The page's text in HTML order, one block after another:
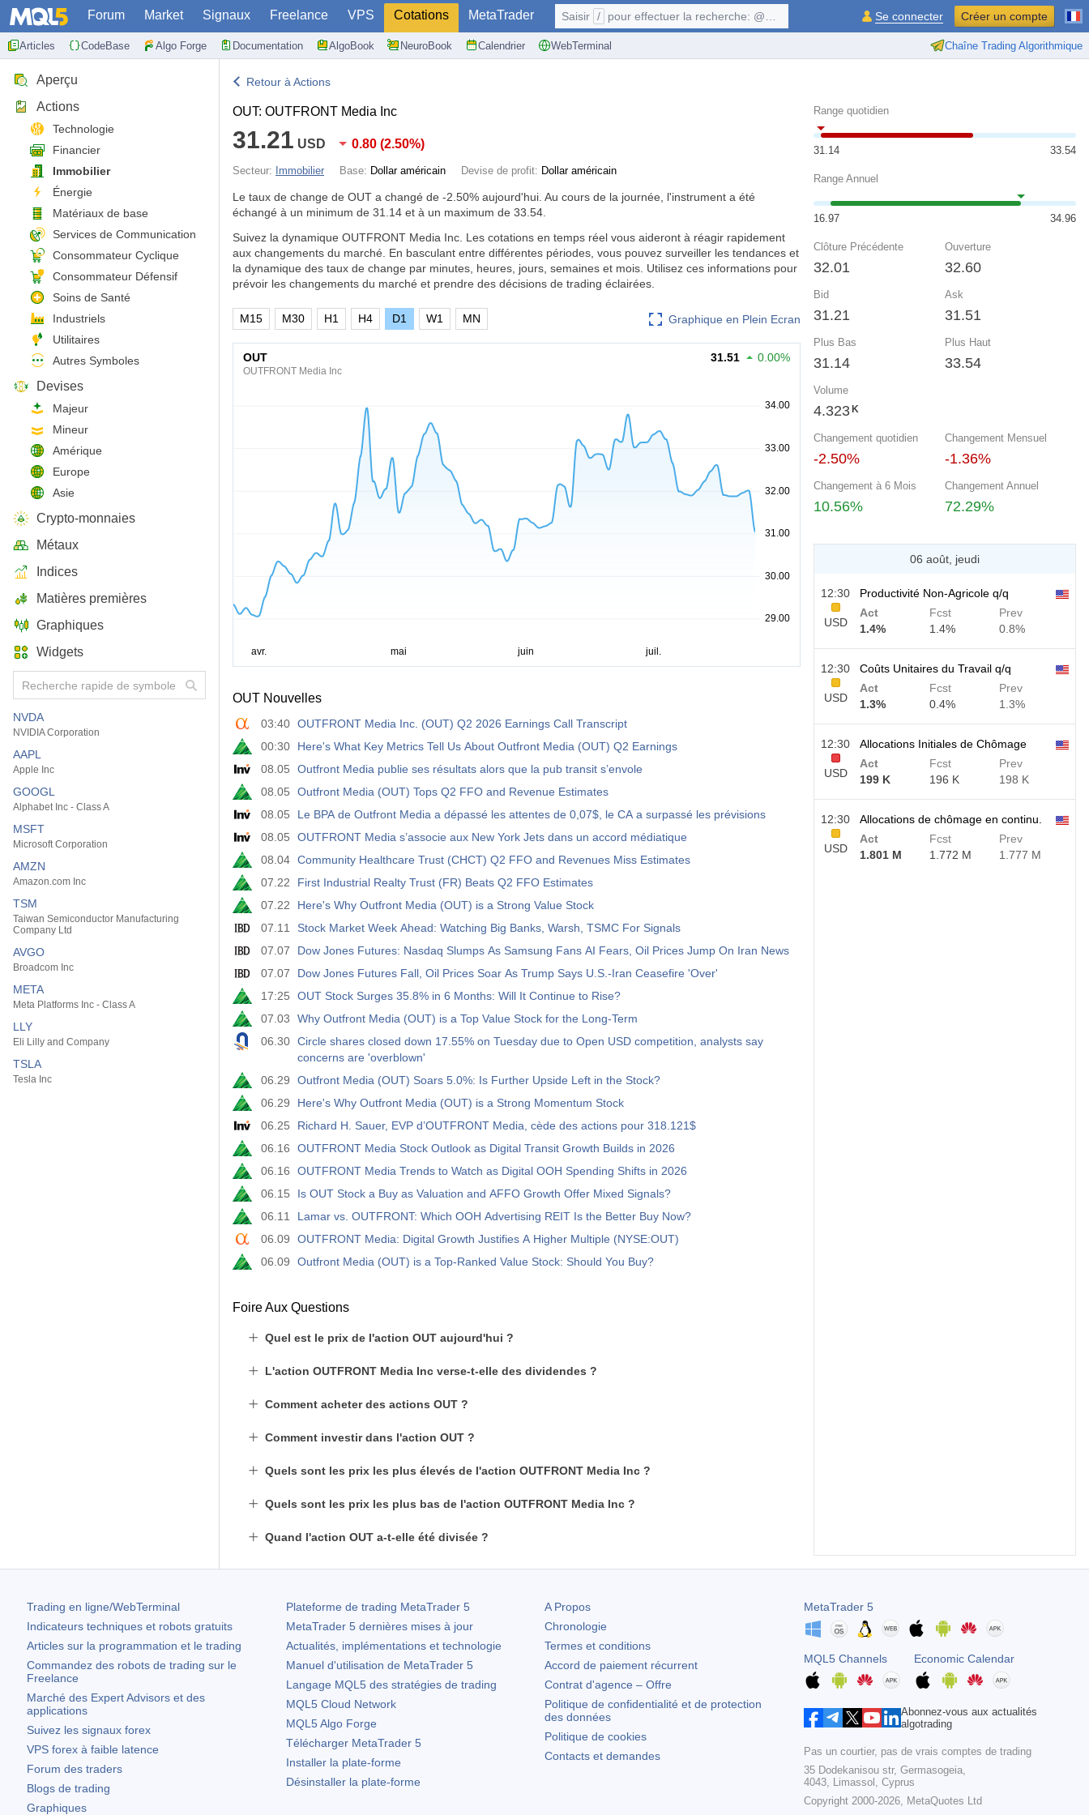
Forum Market Signaux Freelance VPS Cotations MetaTrader
Articles CodeBase Algo Forge Documentation AlgoBook NeuroBook Calendrier WebTerminal Chaîne Trading Algorithmique
Saisir / pour effectuer la recherche: @user, $symbol, ... Se connecter Créer un compte
Aperçu
Actions
Technologie
Financier
Immobilier
Énergie
Matériaux de base
Services de Communication
Consommateur Cyclique
Consommateur Défensif
Soins de Santé
Industriels
Utilitaires
Autres Symboles
Devises
Majeur
Mineur
Amérique
Europe
Asie
Crypto-monnaies
Métaux
Indices
Matières premières
Graphiques
Widgets
NVDA
NVIDIA Corporation
AAPL
Apple Inc
GOOGL
Alphabet Inc - Class A
MSFT
Microsoft Corporation
AMZN
Amazon.com Inc
TSM
Taiwan Semiconductor Manufacturing
Company Ltd
AVGO
Broadcom Inc
META
Meta Platforms Inc - Class A
LLY
Eli Lilly and Company
TSLA
Tesla Inc
Retour à Actions
OUT: OUTFRONT Media Inc
31.21 USD 0.80 (2.50%)
Secteur: Immobilier Base: Dollar américain Devise de profit: Dollar américain
Le taux de change de OUT a changé de -2.50% aujourd'hui. Au cours de la journée, l'instrument a été
échangé à un minimum de 31.14 et à un maximum de 33.54.
Suivez la dynamique OUTFRONT Media Inc. Les cotations en temps réel vous aideront à réagir rapidement
aux changements du marché. En basculant entre différentes périodes, vous pouvez surveiller les tendances et
la dynamique des taux de change par minutes, heures, jours, semaines et mois. Utilisez ces informations pour
prévoir les changements du marché et prendre des décisions de trading éclairées.
Graphique en Plein Ecran
M15 M30 H1 H4 D1 W1 MN
OUT
OUTFRONT Media Inc
31.51 0.00%
OUT Nouvelles
03:40 OUTFRONT Media Inc. (OUT) Q2 2026 Earnings Call Transcript
00:30
Here's What Key Metrics Tell Us About Outfront Media (OUT) Q2 Earnings
08.05
Outfront Media publie ses résultats alors que la pub transit s’envole
08.05
Outfront Media (OUT) Tops Q2 FFO and Revenue Estimates
08.05
Le BPA de Outfront Media a dépassé les attentes de 0,07$, le CA a surpassé les prévisions
08.05
OUTFRONT Media s’associe aux New York Jets dans un accord médiatique
08.04 Community Healthcare Trust (CHCT) Q2 FFO and Revenues Miss Estimates
07.22
First Industrial Realty Trust (FR) Beats Q2 FFO Estimates
07.22
Here's Why Outfront Media (OUT) is a Strong Value Stock
07.11
Stock Market Week Ahead: Watching Big Banks, Warsh, TSMC For Signals
07.07
Dow Jones Futures: Nasdaq Slumps As Samsung Fans AI Fears, Oil Prices Jump On Iran News
07.07
Dow Jones Futures Fall, Oil Prices Soar As Trump Says U.S.-Iran Ceasefire 'Over'
17:25
OUT Stock Surges 35.8% in 6 Months: Will It Continue to Rise?
07.03
Why Outfront Media (OUT) is a Top Value Stock for the Long-Term
06.30 Circle shares closed down 17.55% on Tuesday due to Open USD competition, analysts say
concerns are 'overblown'
06.29
Outfront Media (OUT) Soars 5.0%: Is Further Upside Left in the Stock?
06.29
Here's Why Outfront Media (OUT) is a Strong Momentum Stock
06.25
Richard H. Sauer, EVP d’OUTFRONT Media, cède des actions pour 318.121$
06.16
OUTFRONT Media Stock Outlook as Digital Transit Growth Builds in 2026
06.16
OUTFRONT Media Trends to Watch as Digital OOH Spending Shifts in 2026
06.15
Is OUT Stock a Buy as Valuation and AFFO Growth Offer Mixed Signals?
06.11
Lamar vs. OUTFRONT: Which OOH Advertising REIT Is the Better Buy Now?
06.09
OUTFRONT Media: Digital Growth Justifies A Higher Multiple (NYSE:OUT)
06.09
Outfront Media (OUT) is a Top-Ranked Value Stock: Should You Buy?
Foire Aux Questions
Quel est le prix de l'action OUT aujourd'hui ?
L'action OUTFRONT Media Inc verse-t-elle des dividendes ?
Comment acheter des actions OUT ?
Comment investir dans l'action OUT ?
Quels sont les prix les plus élevés de l'action OUTFRONT Media Inc ?
Quels sont les prix les plus bas de l'action OUTFRONT Media Inc ?
Quand l'action OUT a-t-elle été divisée ?
Range quotidien
31.14 33.54
Range Annuel
16.97 34.96
Clôture Précédente
32.01
Ouverture
32.60
Bid
31.21
Ask
31.51
Plus Bas
31.14
Plus Haut
33.54
Volume
4.323 K
Changement quotidien
-2.50%
Changement Mensuel
-1.36%
Changement à 6 Mois
10.56%
Changement Annuel
72.29%
06 août, jeudi
12:30
USD
Productivité Non-Agricole q/q
Act
1.4%
Fcst
1.4%
Prev
0.8%
12:30
USD
Coûts Unitaires du Travail q/q
Act
1.3%
Fcst
0.4%
Prev
1.3%
12:30
USD
Allocations Initiales de Chômage
Act
199 K
Fcst
196 K
Prev
198 K
12:30
USD
Allocations de chômage en continu.
Act
1.801 M
Fcst
1.772 M
Prev
1.777 M
Trading en ligne/WebTerminal
Indicateurs techniques et robots gratuits
Articles sur la programmation et le trading
Commandez des robots de trading sur le
Freelance
Marché des Expert Advisors et des
applications
Suivez les signaux forex
VPS forex à faible latence
Forum des traders
Blogs de trading
Graphiques
Plateforme de trading MetaTrader 5
MetaTrader 5dernières mises à jour
Actualités, implémentations et technologie
Manuel d'utilisation de MetaTrader 5
Langage MQL5 des stratégies de trading
MQL5 Cloud Network
MQL5 Algo Forge
Télécharger MetaTrader 5
Installer la plate-forme
Désinstaller la plate-forme
A Propos
Chronologie
Termes et conditions
Accord de paiement récurrent
Contrat d'agence – Offre
Politique de confidentialité et de protection
des données
Politique de cookies
Contacts et demandes
MetaTrader 5
MQL5 Channels Economic Calendar
Abonnez-vous aux actualités
algotrading
Pas un courtier, pas de vrais comptes de trading
35 Dodekanisou str, Germasogeia,
4043, Limassol, Cyprus
Copyright 2000-2026, MetaQuotes Ltd